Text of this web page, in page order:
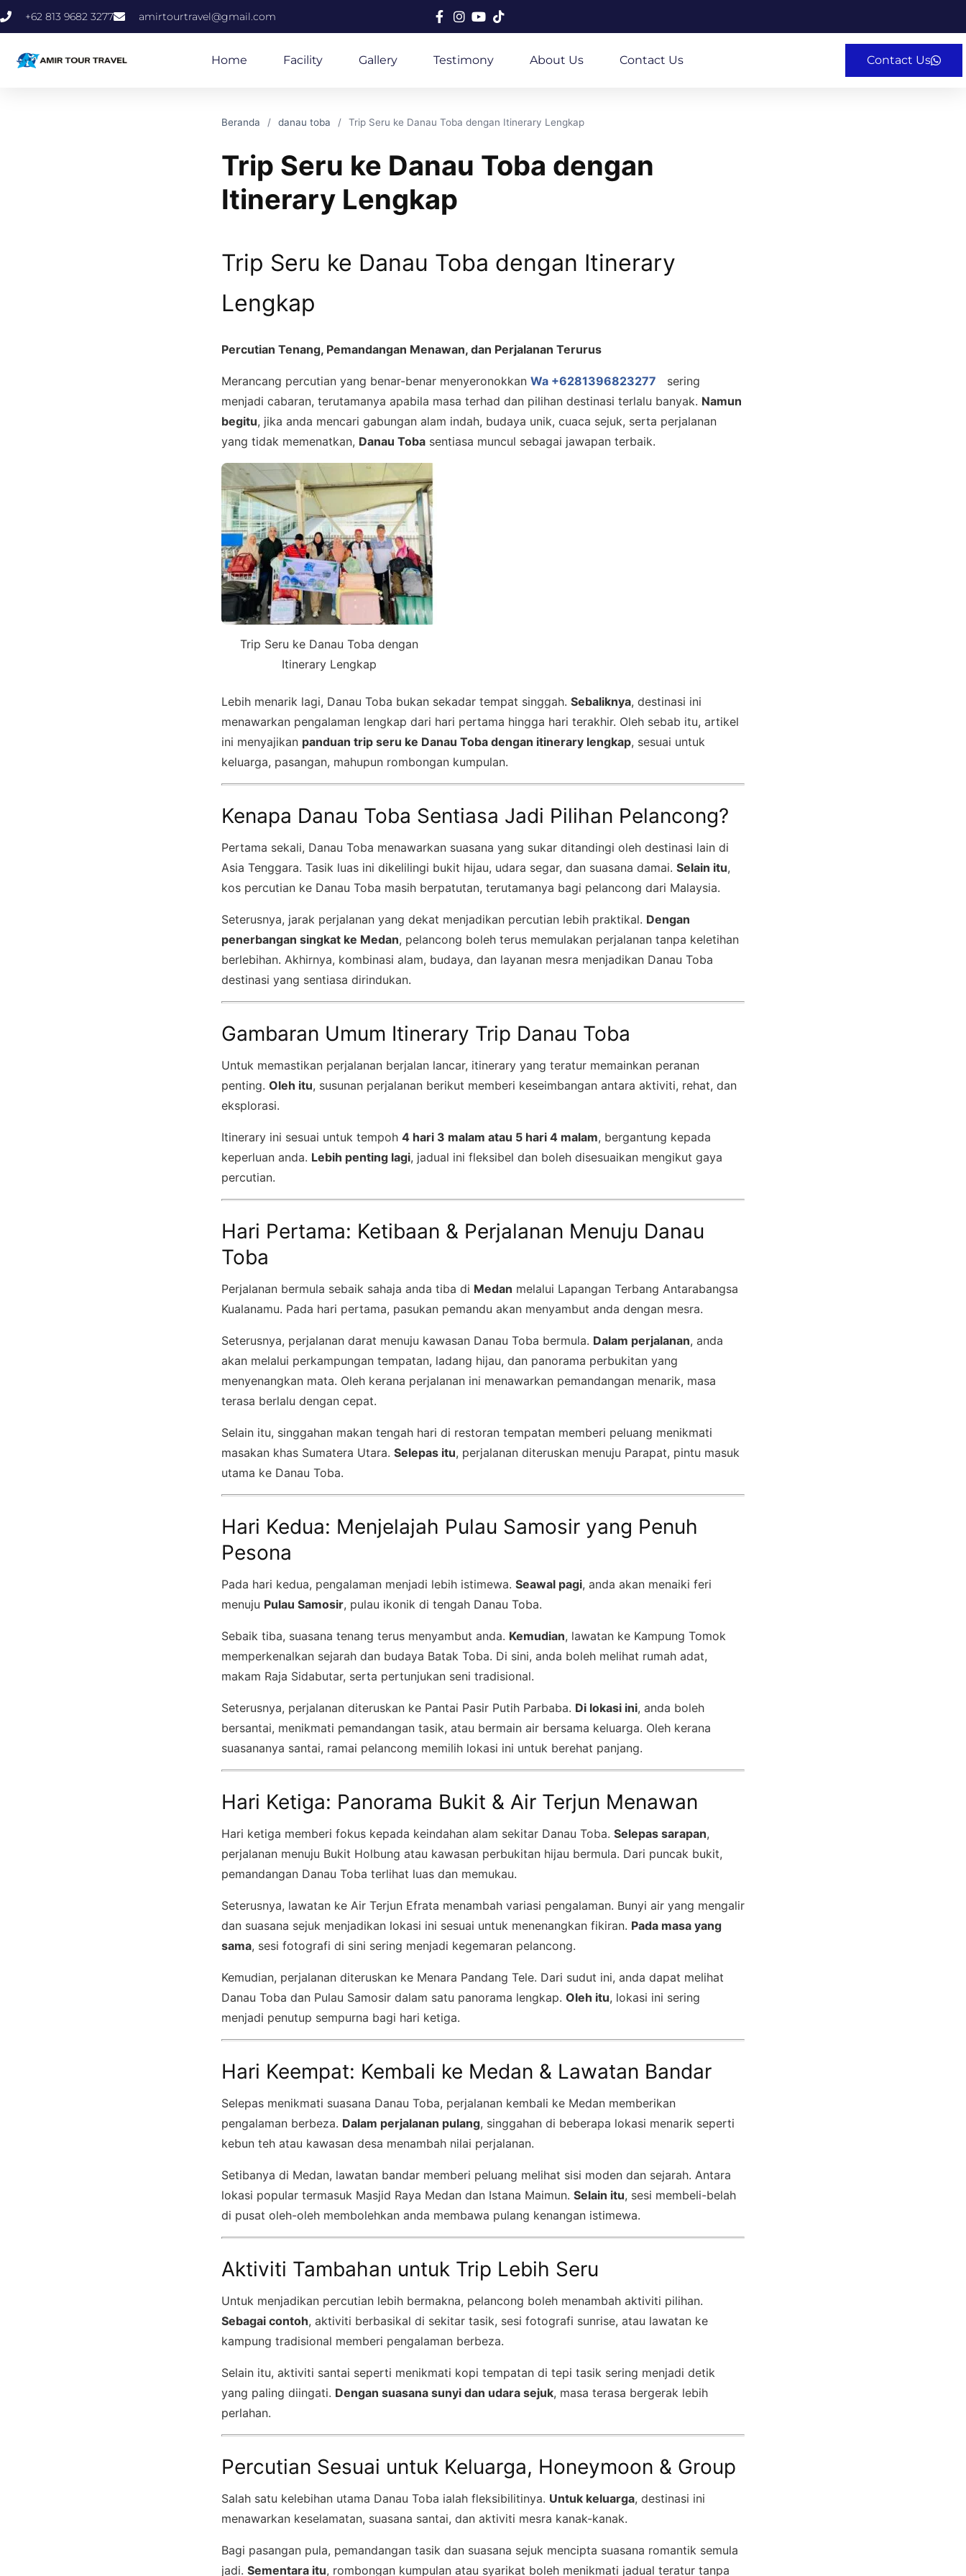
+62 813 9682 3277 amirtourtravel@gmail.com
Home Facility Gallery Testimony About Us Contact Us Contact Us
Beranda danau toba Trip Seru ke Danau Toba dengan Itinerary Lengkap
Trip Seru ke Danau Toba dengan
Itinerary Lengkap
Trip Seru ke Danau Toba dengan Itinerary
Lengkap
Percutian Tenang, Pemandangan Menawan, dan Perjalanan Terurus
Merancang percutian yang benar-benar menyeronokkan Wa +6281396823277 sering
menjadi cabaran, terutamanya apabila masa terhad dan pilihan destinasi terlalu banyak. Namun
begitu, jika anda mencari gabungan alam indah, budaya unik, cuaca sejuk, serta perjalanan
yang tidak memenatkan, Danau Toba sentiasa muncul sebagai jawapan terbaik.
Trip Seru ke Danau Toba dengan
Itinerary Lengkap
Lebih menarik lagi, Danau Toba bukan sekadar tempat singgah. Sebaliknya, destinasi ini
menawarkan pengalaman lengkap dari hari pertama hingga hari terakhir. Oleh sebab itu, artikel
ini menyajikan panduan trip seru ke Danau Toba dengan itinerary lengkap, sesuai untuk
keluarga, pasangan, mahupun rombongan kumpulan.
Kenapa Danau Toba Sentiasa Jadi Pilihan Pelancong?
Pertama sekali, Danau Toba menawarkan suasana yang sukar ditandingi oleh destinasi lain di
Asia Tenggara. Tasik luas ini dikelilingi bukit hijau, udara segar, dan suasana damai. Selain itu,
kos percutian ke Danau Toba masih berpatutan, terutamanya bagi pelancong dari Malaysia.
Seterusnya, jarak perjalanan yang dekat menjadikan percutian lebih praktikal. Dengan
penerbangan singkat ke Medan, pelancong boleh terus memulakan perjalanan tanpa keletihan
berlebihan. Akhirnya, kombinasi alam, budaya, dan layanan mesra menjadikan Danau Toba
destinasi yang sentiasa dirindukan.
Gambaran Umum Itinerary Trip Danau Toba
Untuk memastikan perjalanan berjalan lancar, itinerary yang teratur memainkan peranan
penting. Oleh itu, susunan perjalanan berikut memberi keseimbangan antara aktiviti, rehat, dan
eksplorasi.
Itinerary ini sesuai untuk tempoh 4 hari 3 malam atau 5 hari 4 malam, bergantung kepada
keperluan anda. Lebih penting lagi, jadual ini fleksibel dan boleh disesuaikan mengikut gaya
percutian.
Hari Pertama: Ketibaan & Perjalanan Menuju Danau
Toba
Perjalanan bermula sebaik sahaja anda tiba di Medan melalui Lapangan Terbang Antarabangsa
Kualanamu. Pada hari pertama, pasukan pemandu akan menyambut anda dengan mesra.
Seterusnya, perjalanan darat menuju kawasan Danau Toba bermula. Dalam perjalanan, anda
akan melalui perkampungan tempatan, ladang hijau, dan panorama perbukitan yang
menyenangkan mata. Oleh kerana perjalanan ini menawarkan pemandangan menarik, masa
terasa berlalu dengan cepat.
Selain itu, singgahan makan tengah hari di restoran tempatan memberi peluang menikmati
masakan khas Sumatera Utara. Selepas itu, perjalanan diteruskan menuju Parapat, pintu masuk
utama ke Danau Toba.
Hari Kedua: Menjelajah Pulau Samosir yang Penuh
Pesona
Pada hari kedua, pengalaman menjadi lebih istimewa. Seawal pagi, anda akan menaiki feri
menuju Pulau Samosir, pulau ikonik di tengah Danau Toba.
Sebaik tiba, suasana tenang terus menyambut anda. Kemudian, lawatan ke Kampung Tomok
memperkenalkan sejarah dan budaya Batak Toba. Di sini, anda boleh melihat rumah adat,
makam Raja Sidabutar, serta pertunjukan seni tradisional.
Seterusnya, perjalanan diteruskan ke Pantai Pasir Putih Parbaba. Di lokasi ini, anda boleh
bersantai, menikmati pemandangan tasik, atau bermain air bersama keluarga. Oleh kerana
suasananya santai, ramai pelancong memilih lokasi ini untuk berehat panjang.
Hari Ketiga: Panorama Bukit & Air Terjun Menawan
Hari ketiga memberi fokus kepada keindahan alam sekitar Danau Toba. Selepas sarapan,
perjalanan menuju Bukit Holbung atau kawasan perbukitan hijau bermula. Dari puncak bukit,
pemandangan Danau Toba terlihat luas dan memukau.
Seterusnya, lawatan ke Air Terjun Efrata menambah variasi pengalaman. Bunyi air yang mengalir
dan suasana sejuk menjadikan lokasi ini sesuai untuk menenangkan fikiran. Pada masa yang
sama, sesi fotografi di sini sering menjadi kegemaran pelancong.
Kemudian, perjalanan diteruskan ke Menara Pandang Tele. Dari sudut ini, anda dapat melihat
Danau Toba dan Pulau Samosir dalam satu panorama lengkap. Oleh itu, lokasi ini sering
menjadi penutup sempurna bagi hari ketiga.
Hari Keempat: Kembali ke Medan & Lawatan Bandar
Selepas menikmati suasana Danau Toba, perjalanan kembali ke Medan memberikan
pengalaman berbeza. Dalam perjalanan pulang, singgahan di beberapa lokasi menarik seperti
kebun teh atau kawasan desa menambah nilai perjalanan.
Setibanya di Medan, lawatan bandar memberi peluang melihat sisi moden dan sejarah. Antara
lokasi popular termasuk Masjid Raya Medan dan Istana Maimun. Selain itu, sesi membeli-belah
di pusat oleh-oleh membolehkan anda membawa pulang kenangan istimewa.
Aktiviti Tambahan untuk Trip Lebih Seru
Untuk menjadikan percutian lebih bermakna, pelancong boleh menambah aktiviti pilihan.
Sebagai contoh, aktiviti berbasikal di sekitar tasik, sesi fotografi sunrise, atau lawatan ke
kampung tradisional memberi pengalaman berbeza.
Selain itu, aktiviti santai seperti menikmati kopi tempatan di tepi tasik sering menjadi detik
yang paling diingati. Dengan suasana sunyi dan udara sejuk, masa terasa bergerak lebih
perlahan.
Percutian Sesuai untuk Keluarga, Honeymoon & Group
Salah satu kelebihan utama Danau Toba ialah fleksibilitinya. Untuk keluarga, destinasi ini
menawarkan keselamatan, suasana santai, dan aktiviti mesra kanak-kanak.
Bagi pasangan pula, pemandangan tasik dan suasana sejuk mencipta suasana romantik semula
jadi. Sementara itu, rombongan kumpulan atau syarikat boleh menikmati jadual teratur tanpa